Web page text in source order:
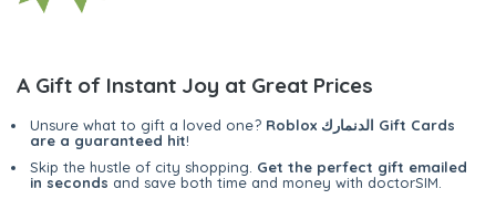
A Gift of Instant Joy at Great Prices
Unsure what to gift a loved one? Roblox الدنمارك Gift Cards
are a guaranteed hit!
Skip the hustle of city shopping. Get the perfect gift emailed
in seconds and save both time and money with doctorSIM.